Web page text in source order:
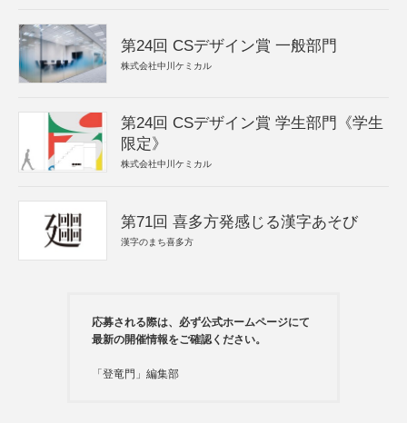
第24回 CSデザイン賞 一般部門
株式会社中川ケミカル
第24回 CSデザイン賞 学生部門《学生
限定》
株式会社中川ケミカル
第71回 喜多方発感じる漢字あそび
漢字のまち喜多方
応募される際は、必ず公式ホームページにて
最新の開催情報をご確認ください。
「登竜門」編集部